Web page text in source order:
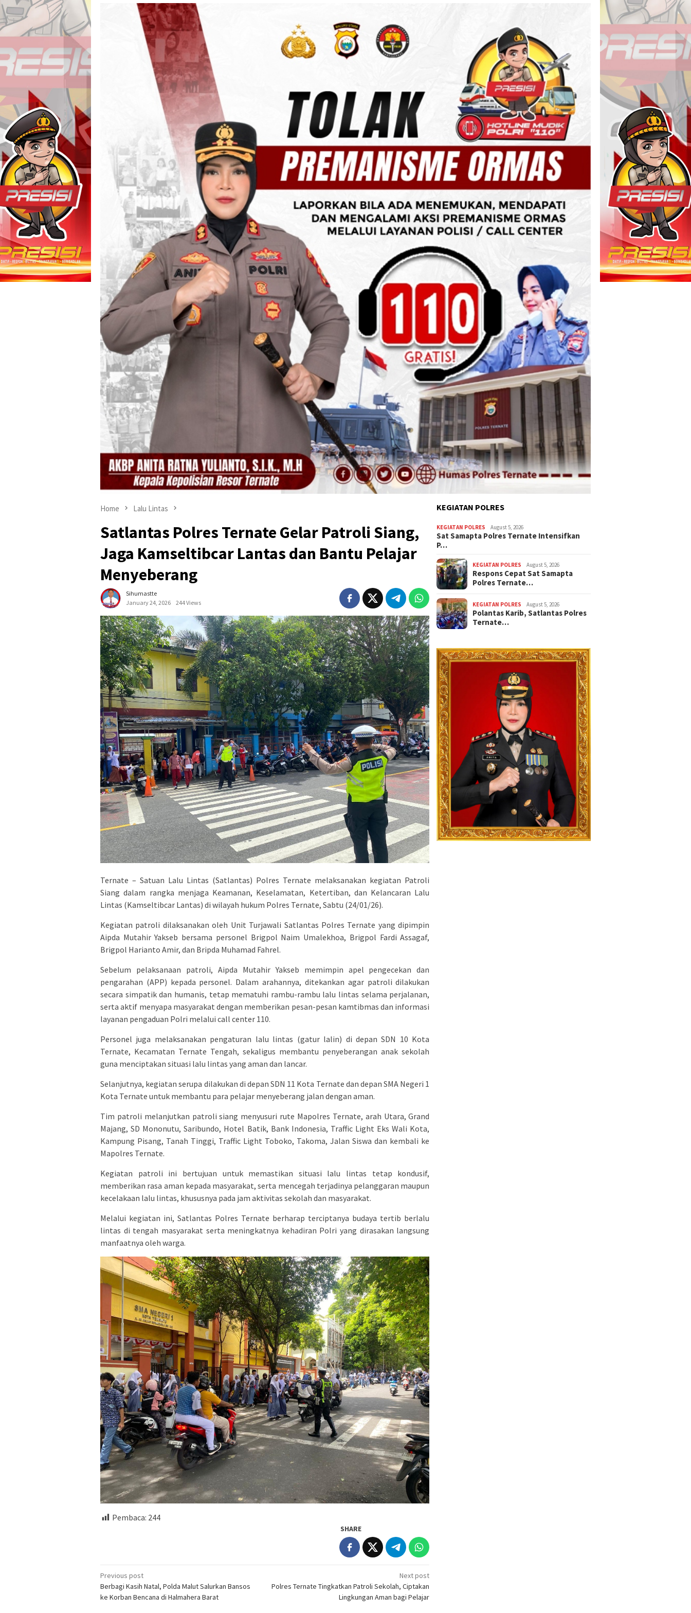
Home Lalu Lintas
Satlantas Polres Ternate Gelar Patroli Siang,
Jaga Kamseltibcar Lantas dan Bantu Pelajar
Menyeberang
Sihumastte
January 24, 2026
244 Views
Ternate – Satuan Lalu Lintas (Satlantas) Polres Ternate melaksanakan kegiatan Patroli
Siang dalam rangka menjaga Keamanan, Keselamatan, Ketertiban, dan Kelancaran Lalu
Lintas (Kamseltibcar Lantas) di wilayah hukum Polres Ternate, Sabtu (24/01/26).
Kegiatan patroli dilaksanakan oleh Unit Turjawali Satlantas Polres Ternate yang dipimpin
Aipda Mutahir Yakseb bersama personel Brigpol Naim Umalekhoa, Brigpol Fardi Assagaf,
Brigpol Harianto Amir, dan Bripda Muhamad Fahrel.
Sebelum pelaksanaan patroli, Aipda Mutahir Yakseb memimpin apel pengecekan dan
pengarahan (APP) kepada personel. Dalam arahannya, ditekankan agar patroli dilakukan
secara simpatik dan humanis, tetap mematuhi rambu-rambu lalu lintas selama perjalanan,
serta aktif menyapa masyarakat dengan memberikan pesan-pesan kamtibmas dan informasi
layanan pengaduan Polri melalui call center 110.
Personel juga melaksanakan pengaturan lalu lintas (gatur lalin) di depan SDN 10 Kota
Ternate, Kecamatan Ternate Tengah, sekaligus membantu penyeberangan anak sekolah
guna menciptakan situasi lalu lintas yang aman dan lancar.
Selanjutnya, kegiatan serupa dilakukan di depan SDN 11 Kota Ternate dan depan SMA Negeri 1
Kota Ternate untuk membantu para pelajar menyeberang jalan dengan aman.
Tim patroli melanjutkan patroli siang menyusuri rute Mapolres Ternate, arah Utara, Grand
Majang, SD Mononutu, Saribundo, Hotel Batik, Bank Indonesia, Traffic Light Eks Wali Kota,
Kampung Pisang, Tanah Tinggi, Traffic Light Toboko, Takoma, Jalan Siswa dan kembali ke
Mapolres Ternate.
Kegiatan patroli ini bertujuan untuk memastikan situasi lalu lintas tetap kondusif,
memberikan rasa aman kepada masyarakat, serta mencegah terjadinya pelanggaran maupun
kecelakaan lalu lintas, khususnya pada jam aktivitas sekolah dan masyarakat.
Melalui kegiatan ini, Satlantas Polres Ternate berharap terciptanya budaya tertib berlalu
lintas di tengah masyarakat serta meningkatnya kehadiran Polri yang dirasakan langsung
manfaatnya oleh warga.
Pembaca: 244
SHARE
Post
navigation
Previous post
Berbagi Kasih Natal, Polda Malut Salurkan Bansos
ke Korban Bencana di Halmahera Barat
Next post
Polres Ternate Tingkatkan Patroli Sekolah, Ciptakan
Lingkungan Aman bagi Pelajar
KEGIATAN POLRES
KEGIATAN POLRES August 5, 2026
Sat Samapta Polres Ternate Intensifkan
P…
KEGIATAN POLRES August 5, 2026
Respons Cepat Sat Samapta
Polres Ternate…
KEGIATAN POLRES August 5, 2026
Polantas Karib, Satlantas Polres
Ternate…